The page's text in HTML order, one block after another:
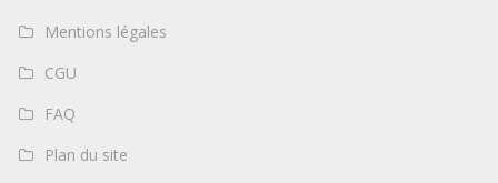
Mentions légales
CGU
FAQ
Plan du site